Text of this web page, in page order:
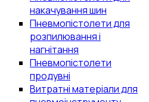
накачування шин
Пневмопістолети для
розпилювання і
нагнітання
Пневмопістолети
продувні
Витратні матеріали для